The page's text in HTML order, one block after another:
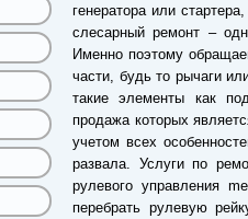
генератора или
слесарный ремонт –
Именно поэтому
части, будь то рычаги
такие элементы как
продажа которых
учетом всех
развала. Услуги по
рулевого управления
перебрать рулевую